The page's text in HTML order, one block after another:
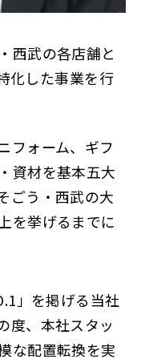
西武の各店舗と
化した事業を行
フォーム、ギフ
資材を基本五大
ごう・西武の大
を挙げるまでに
」を掲げる当社
度、本社スタッ
な配置転換を実